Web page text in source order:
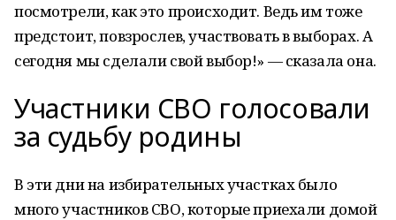
посмотрели, как это происходит. Ведь им тоже
предстоит, повзрослев, участвовать в выборах. А
сегодня мы сделали свой выбор!» — сказала она.
Участники СВО голосовали
за судьбу родины
В эти дни на избирательных участках было
много участников СВО, которые приехали домой